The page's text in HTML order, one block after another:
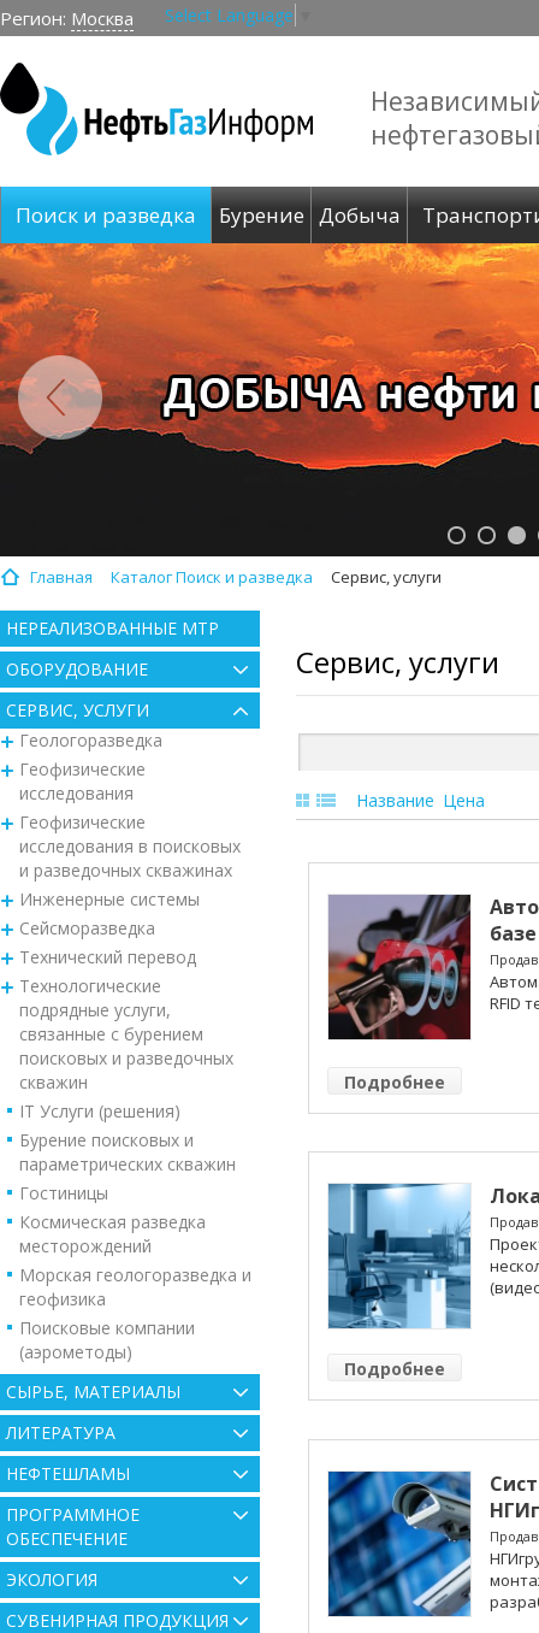
Регион: Москва Select Language
Поиск и разведка Бурение Добыча
Главная Каталог Поиск и разведка Сервис, услуги
НЕРЕАЛИЗОВАННЫЕ МТР
ОБОРУДОВАНИЕ
СЕРВИС, УСЛУГИ
Геологоразведка
Геофизические
исследования
Геофизические
исследования в поисковых
и разведочных скважинах
Инженерные системы
Сейсморазведка
Технический перевод
Технологические
подрядные услуги,
связанные с бурением
поисковых и разведочных
скважин
IT Услуги (решения)
Бурение поисковых и
параметрических скважин
Гостиницы
Космическая разведка
месторождений
Морская геологоразведка и
геофизика
Поисковые компании
(аэрометоды)
СЫРЬЕ, МАТЕРИАЛЫ
ЛИТЕРАТУРА
НЕФТЕШЛАМЫ
ПРОГРАММНОЕ
ОБЕСПЕЧЕНИЕ
ЭКОЛОГИЯ
СУВЕНИРНАЯ ПРОДУКЦИЯ
Сервис, услуги
Название Цена
RFID
Подробнее
Подробнее